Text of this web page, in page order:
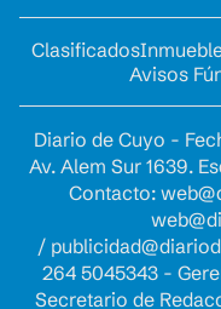
Clasificados
Avisos
Diario de Cuyo -
Av. Alem Sur 1639.
Contacto:
/
264 5045343 -
Secretario de